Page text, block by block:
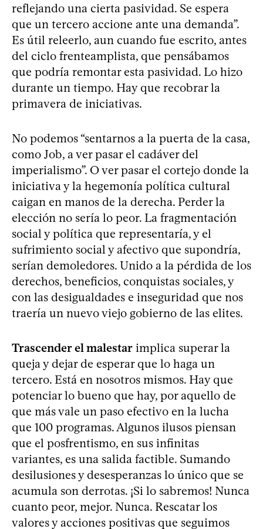
reflejando una cierta pasividad. Se espera
que un tercero accione ante una demanda”.
Es útil releerlo, aun cuando fue escrito, antes
del ciclo frenteamplista, que pensábamos
que podría remontar esta pasividad. Lo hizo
durante un tiempo. Hay que recobrar la
primavera de iniciativas.
No podemos “sentarnos a la puerta de la casa,
como Job, a ver pasar el cadáver del
imperialismo”. O ver pasar el cortejo donde la
iniciativa y la hegemonía política cultural
caigan en manos de la derecha. Perder la
elección no sería lo peor. La fragmentación
social y política que representaría, y el
sufrimiento social y afectivo que supondría,
serían demoledores. Unido a la pérdida de los
derechos, beneficios, conquistas sociales, y
con las desigualdades e inseguridad que nos
traería un nuevo viejo gobierno de las elites.
Trascender el malestar implica superar la
queja y dejar de esperar que lo haga un
tercero. Está en nosotros mismos. Hay que
potenciar lo bueno que hay, por aquello de
que más vale un paso efectivo en la lucha
que 100 programas. Algunos ilusos piensan
que el posfrentismo, en sus infinitas
variantes, es una salida factible. Sumando
desilusiones y desesperanzas lo único que se
acumula son derrotas. ¡Si lo sabremos! Nunca
cuanto peor, mejor. Nunca. Rescatar los
valores y acciones positivas que seguimos